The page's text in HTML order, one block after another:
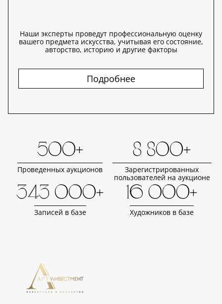
Наши эксперты проведут профессиональную оценку
вашего предмета искусства, учитывая его состояние,
авторство, историю и другие факторы
Подробнее
500+
Проведенных аукционов
8 800+
Зарегистрированных
пользователей на аукционе
343 000+
Записей в базе
16 000+
Художников в базе